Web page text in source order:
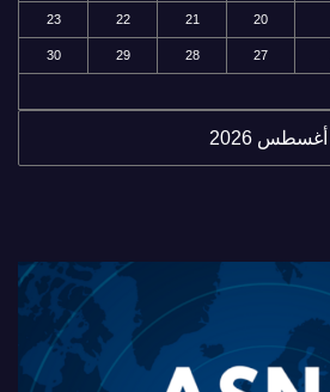
أغسطس 2026
20
21
22
23
27
28
29
30